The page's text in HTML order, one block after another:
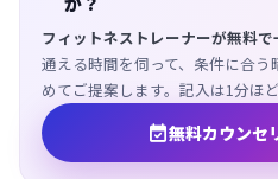
フィットネストレーナーが無料で
通える時間を伺って、条件に合
めてご提案します。記入は1分ほ
無料カウンセ